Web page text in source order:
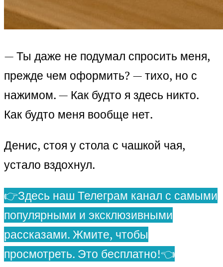
— Ты даже не подумал спросить меня,
прежде чем оформить? — тихо, но с
нажимом. — Как будто я здесь никто.
Как будто меня вообще нет.
Денис, стоя у стола с чашкой чая,
устало вздохнул.
👉Здесь наш Телеграм канал с самыми
популярными и эксклюзивными
рассказами. Жмите, чтобы
просмотреть. Это бесплатно!👈